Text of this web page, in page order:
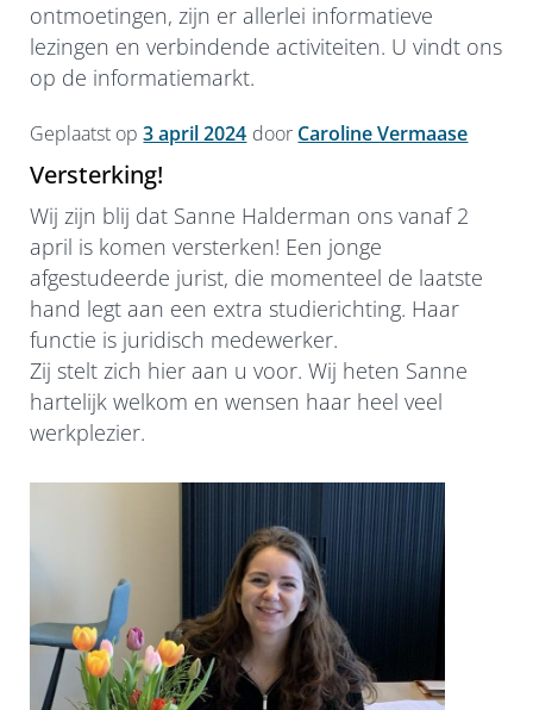
ontmoetingen, zijn er allerlei informatieve
lezingen en verbindende activiteiten. U vindt ons
op de informatiemarkt.
Geplaatst op3 april 2024 door Caroline Vermaase
Versterking!
Wij zijn blij dat Sanne Halderman ons vanaf 2
april is komen versterken! Een jonge
afgestudeerde jurist, die momenteel de laatste
hand legt aan een extra studierichting. Haar
functie is juridisch medewerker.
Zij stelt zich hier aan u voor. Wij heten Sanne
hartelijk welkom en wensen haar heel veel
werkplezier.